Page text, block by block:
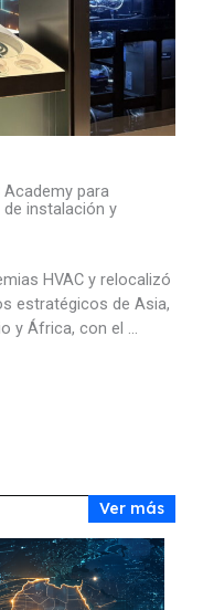
Academy para
instalación y
HVAC y relocalizó
estratégicos de Asia,
y África, con el ...
Ver más